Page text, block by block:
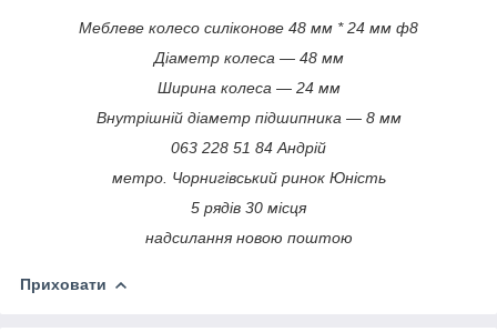
Меблеве колесо силіконове 48 мм * 24 мм ф8
Діаметр колеса — 48 мм
Ширина колеса — 24 мм
Внутрішній діаметр підшипника — 8 мм
063 228 51 84 Андрій
метро. Чорнигівський ринок Юність
5 рядів 30 місця
надсилання новою поштою
Приховати